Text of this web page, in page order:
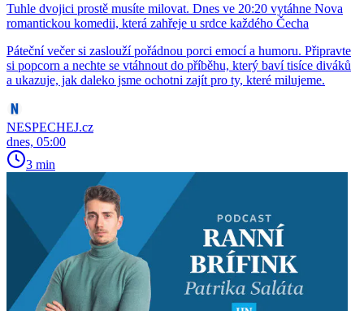
Tuhle dvojici prostě musíte milovat. Dnes ve 20:20 vytáhne Nova
romantickou komedii, která zahřeje u srdce každého Čecha
Páteční večer si zaslouží pořádnou porci emocí a humoru. Připravte
si popcorn a nechte se vtáhnout do příběhu, který baví tisíce diváků
a ukazuje, jak daleko jsme ochotni zajít pro ty, které milujeme.
NESPECHEJ.cz
dnes, 05:00
3 min